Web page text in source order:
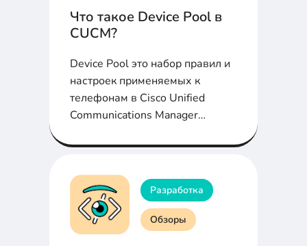
Что такое Device Pool в
CUCM?
Device Pool это набор правил и
настроек применяемых к
телефонам в Cisco Unified
Communications Manager
Разработка
Обзоры